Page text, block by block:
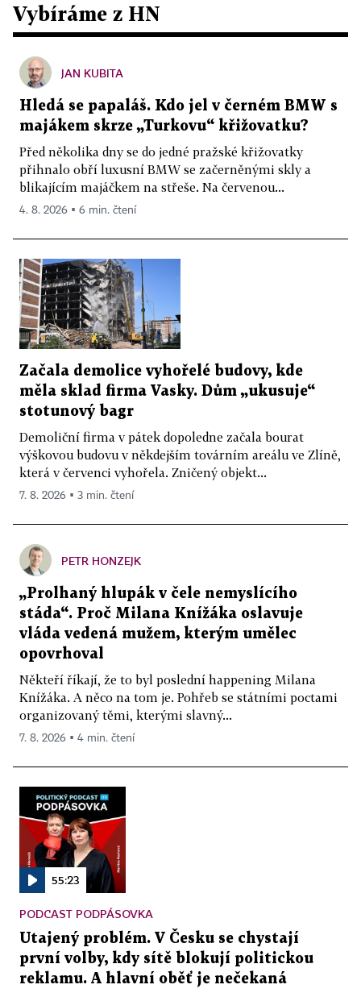
Vybíráme z HN
JAN KUBITA
Hledá se papaláš. Kdo jel v černém BMW s
majákem skrze „Turkovu“ křižovatku?
Před několika dny se do jedné pražské křižovatky
přihnalo obří luxusní BMW se začerněnými skly a
blikajícím majáčkem na střeše. Na červenou...
4. 8. 2026 ▪ 6 min. čtení
Začala demolice vyhořelé budovy, kde
měla sklad firma Vasky. Dům „ukusuje“
stotunový bagr
Demoliční firma v pátek dopoledne začala bourat
výškovou budovu v někdejším továrním areálu ve Zlíně,
která v červenci vyhořela. Zničený objekt...
7. 8. 2026 ▪ 3 min. čtení
PETR HONZEJK
„Prolhaný hlupák v čele nemyslícího
stáda“. Proč Milana Knížáka oslavuje
vláda vedená mužem, kterým umělec
opovrhoval
Někteří říkají, že to byl poslední happening Milana
Knížáka. A něco na tom je. Pohřeb se státními poctami
organizovaný těmi, kterými slavný...
7. 8. 2026 ▪ 4 min. čtení
55:23
PODCAST PODPÁSOVKA
Utajený problém. V Česku se chystají
první volby, kdy sítě blokují politickou
reklamu. A hlavní oběť je nečekaná